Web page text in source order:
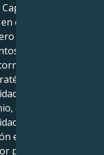
cree en
objetivos
con la
Juntos, el Sol
crean una
y
y conexión
en cambio, les
con
estratégica. Es
puestos de